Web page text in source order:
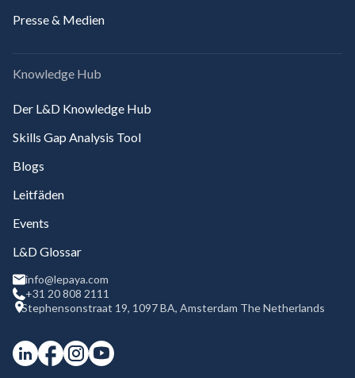
Presse & Medien
Knowledge Hub
Der L&D Knowledge Hub
Skills Gap Analysis Tool
Blogs
Leitfäden
Events
L&D Glossar
info@lepaya.com
+31 20 808 2111
Stephensonstraat 19, 1097 BA, Amsterdam The Netherlands